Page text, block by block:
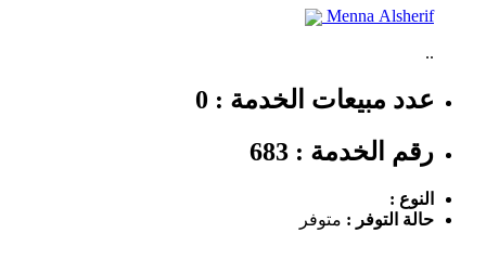
Menna Alsherif
..
عدد مبيعات الخدمة : 0
رقم الخدمة : 683
النوع :
حالة التوفر : متوفر